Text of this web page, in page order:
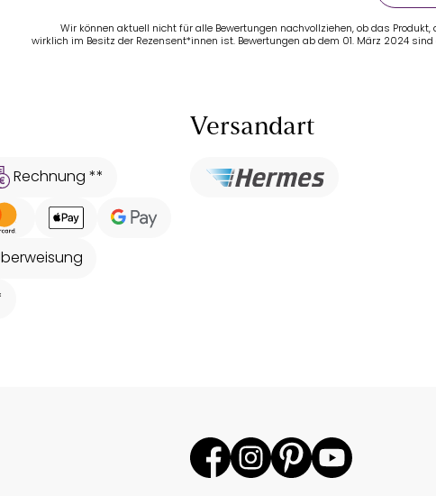
Wir können aktuell nicht für alle Bewertungen nachvollziehen, ob das Produkt,
wirklich im Besitz der Rezensent*innen ist. Bewertungen ab dem 01. März 2024
Rechnung **
Versandart